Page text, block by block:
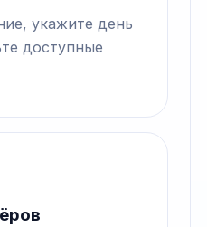
укажите день
доступные